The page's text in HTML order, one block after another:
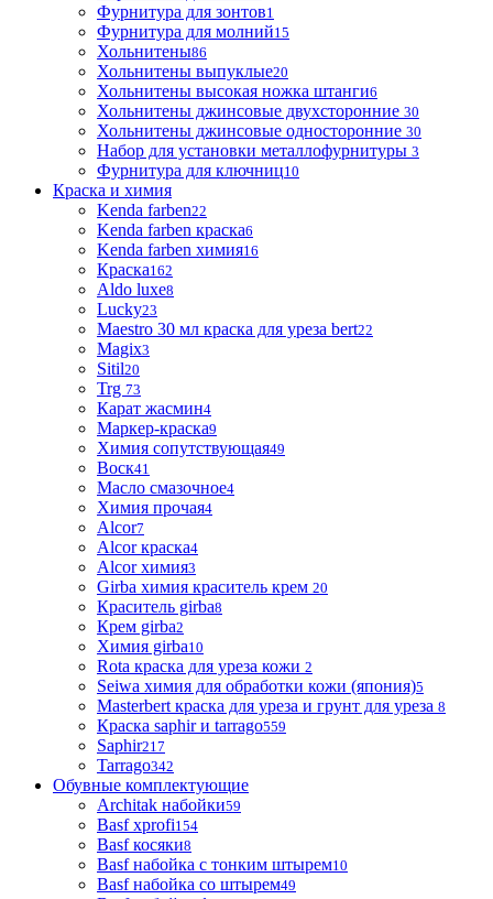
Фурнитура для зонтов1
Фурнитура для молний15
Хольнитены86
Хольнитены выпуклые20
Хольнитены высокая ножка штанги6
Хольнитены джинсовые двухсторонние 30
Хольнитены джинсовые односторонние 30
Набор для установки металлофурнитуры 3
Фурнитура для ключниц10
Краска и химия
Kenda farben22
Kenda farben краска6
Kenda farben химия16
Краска162
Aldo luxe8
Lucky23
Maestro 30 мл краска для уреза bert22
Magix3
Sitil20
Trg 73
Карат жасмин4
Маркер-краска9
Химия сопутствующая49
Воск41
Масло смазочное4
Химия прочая4
Alcor7
Alcor краска4
Alcor химия3
Girba химия краситель крем 20
Краситель girba8
Крем girba2
Химия girba10
Rota краска для уреза кожи 2
Seiwa химия для обработки кожи (япония)5
Masterbert краска для уреза и грунт для уреза 8
Краска saphir и tarrago559
Saphir217
Tarrago342
Обувные комплектующие
Architak набойки59
Basf xprofi154
Basf косяки8
Basf набойка с тонким штырем10
Basf набойка со штырем49